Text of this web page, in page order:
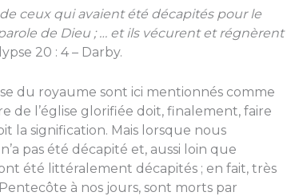
de ceux qui avaient été décapités pour le
de Dieu ; … et ils vécurent et régnèrent
20 : 4 – Darby.
du royaume sont ici mentionnés comme
de l’église glorifiée doit, finalement, faire
la signification. Mais lorsque nous
pas été décapité et, aussi loin que
été littéralement décapités ; en fait, très
à nos jours, sont morts par